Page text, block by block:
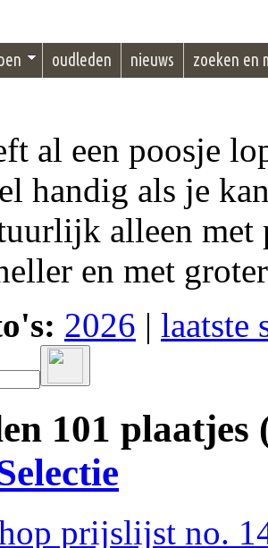
oudleden nieuws zoeken en
al een poosje
handig als je
alleen
en met
2026 | laatste
101